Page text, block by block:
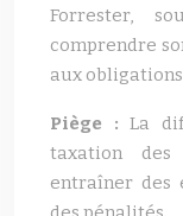
Forrester,
comprendre
aux
Piège :La
taxation des
entraîner des